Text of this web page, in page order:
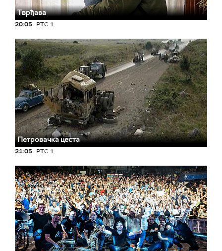
Тврђава
20:05 РТС 1
Петровачка цеста
21:05 РТС 1